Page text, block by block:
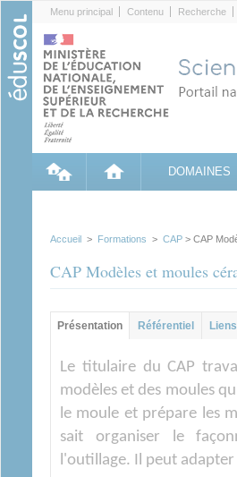
Menu principal Contenu Recherche
DOMAINES
Accueil > Formations > CAP > CAP
CAP Modèles et moules
Groupe principal
Présentation (onglet
actif)
Référentiel Liens
Le titulaire du CAP
modèles et des moules
le moule et prépare les
sait organiser le
l'outillage. Il peut